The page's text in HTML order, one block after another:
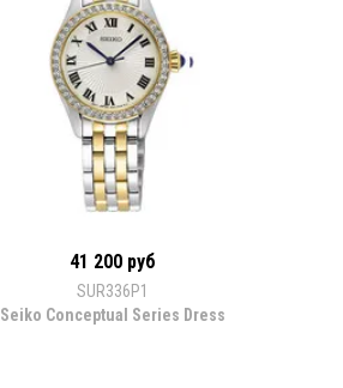
41 200 руб
SUR336P1
Seiko Conceptual Series Dress